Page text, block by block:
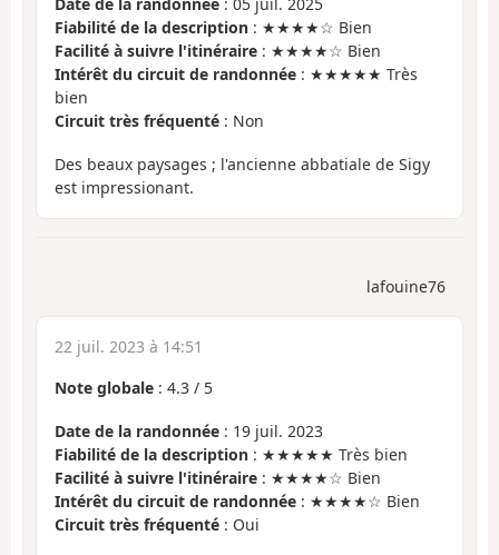
Fiabilité de la description : ★★★★☆ Bien
Facilité à suivre l'itinéraire : ★★★★☆ Bien
Intérêt du circuit de randonnée : ★★★★★ Très
bien
Circuit très fréquenté : Non
Des beaux paysages ; l'ancienne abbatiale de Sigy
est impressionant.
lafouine76
22 juil. 2023 à 14:51
Note globale : 4.3 / 5
Date de la randonnée : 19 juil. 2023
Fiabilité de la description : ★★★★★ Très bien
Facilité à suivre l'itinéraire : ★★★★☆ Bien
Intérêt du circuit de randonnée : ★★★★☆ Bien
Circuit très fréquenté : Oui